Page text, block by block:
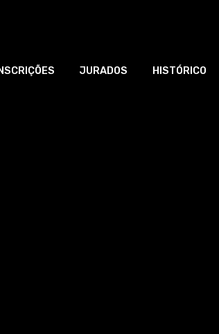
JURADOS HISTÓRICO